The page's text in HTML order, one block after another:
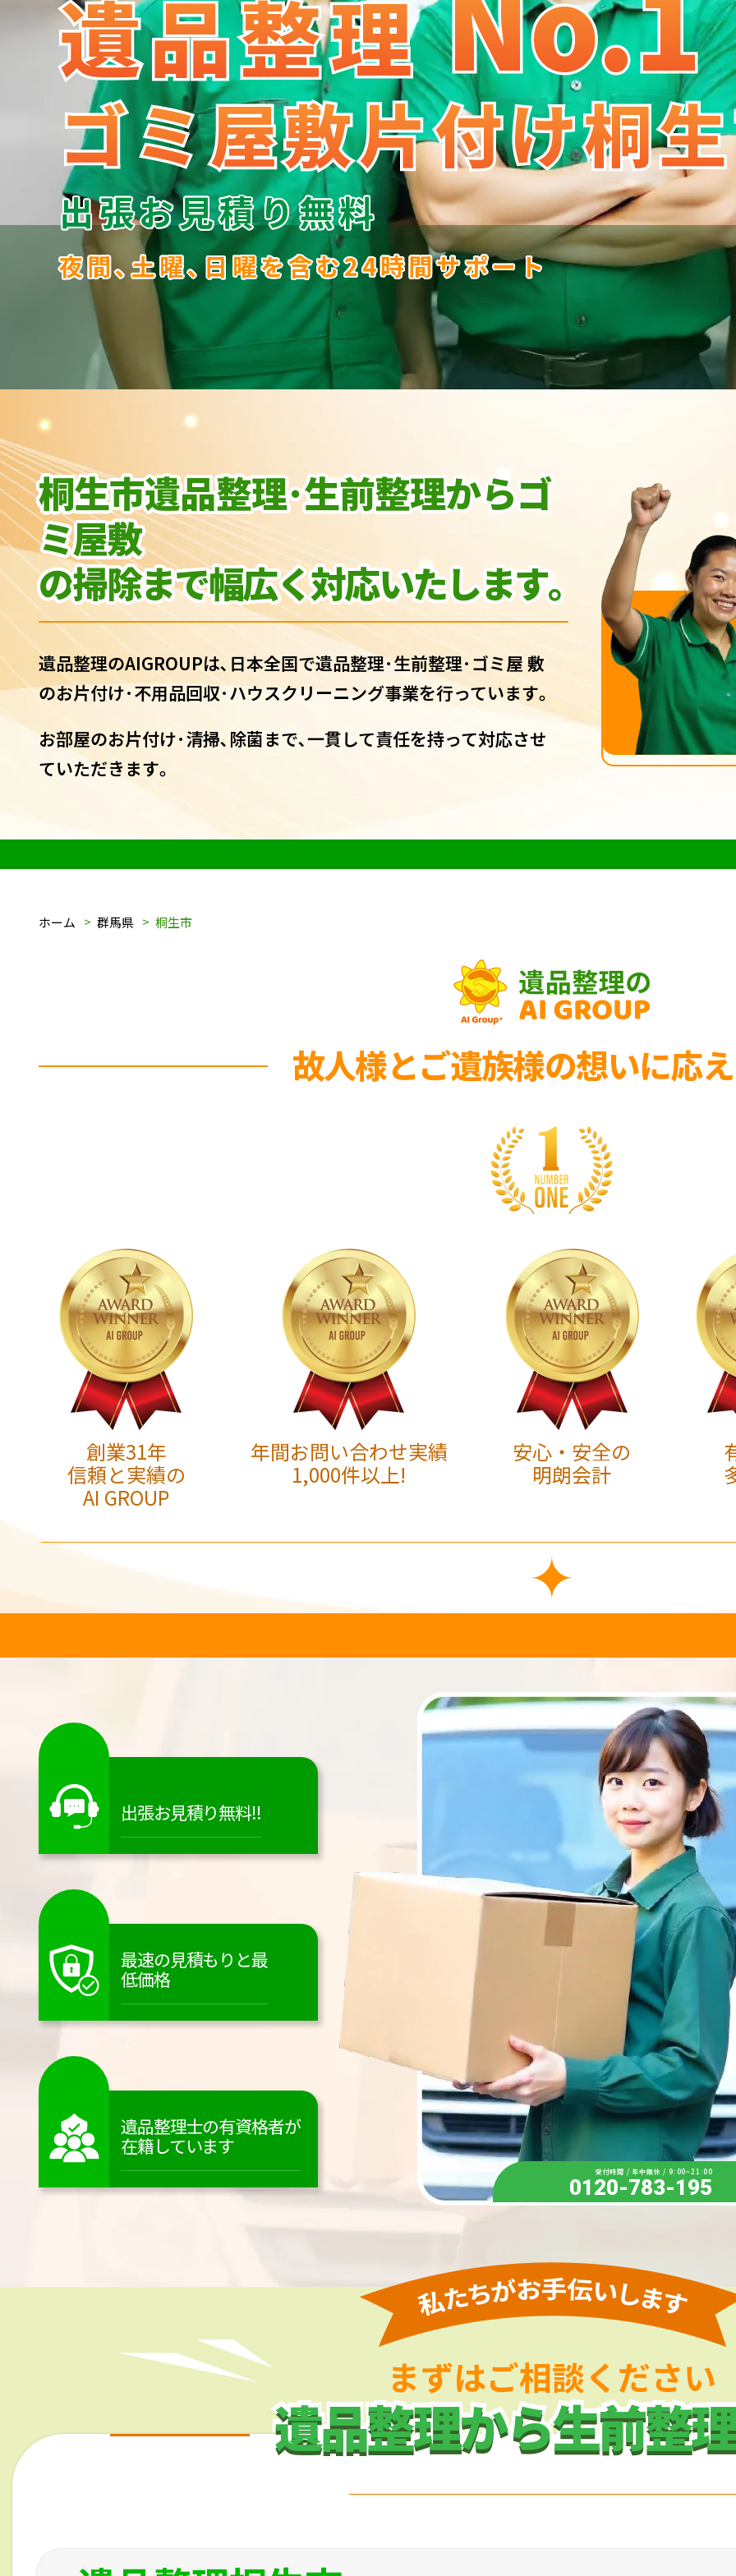
遺品整理
ゴミ屋敷片付け桐
遺品整理
ゴミ屋敷片付け桐
出張お見積り無料
夜間､土曜､日曜を含む24時間サポート
桐生市遺品整理･生前整理からゴ
ミ屋敷
の掃除まで幅広く対応いたします｡
遺品整理のAIGROUPは､日本全国で遺品整理･生前整理･ゴミ屋 敷
のお片付け･不用品回収･ハウスクリーニング事業を行っています｡
お部屋のお片付け･清掃､除菌まで､一貫して責任を持って対応させ
ていただきます｡
ホーム 群馬県 桐生市
故人様とご遺族様の想いに応
創業31年
信頼と実績の
AI GROUP
年間お問い合わせ実績
1,000件以上!
安心・安全の
明朗会計
出張お見積り無料!!
最速の見積もりと最
低価格
遺品整理士の有資格者が
在籍しています
受付時間 / 年中無休 / 9:00~21:00
0120-783-195
まずはご相談ください
遺品整理から生前整
遺品整理から生前整